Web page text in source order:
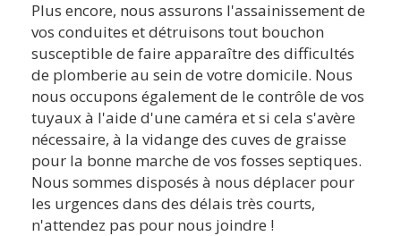
Plus encore, nous assurons l'assainissement de
vos conduites et détruisons tout bouchon
susceptible de faire apparaître des difficultés
de plomberie au sein de votre domicile. Nous
nous occupons également de le contrôle de vos
tuyaux à l'aide d'une caméra et si cela s'avère
nécessaire, à la vidange des cuves de graisse
pour la bonne marche de vos fosses septiques.
Nous sommes disposés à nous déplacer pour
les urgences dans des délais très courts,
n'attendez pas pour nous joindre !